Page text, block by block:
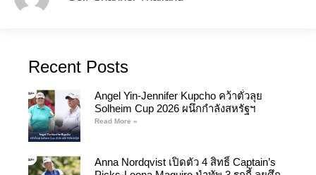
Recent Posts
Angel Yin-Jennifer Kupcho คว้าตั๋วลุย
Solheim Cup 2026 ผนึกกำลังสหรัฐฯ
Read More »
Anna Nordqvist เปิดตัว 4 สิทธิ์ Captain’s